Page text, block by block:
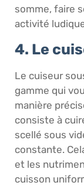
somme, faire
activité
4. Le
Le cuiseur
gamme qui
manière
consiste à
scellé sous
constante.
et les
cuisson